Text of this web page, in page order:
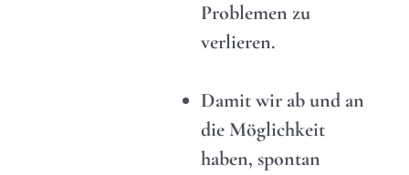
Problemen zu
verlieren.
Damit wir ab und an
die Möglichkeit
haben, spontan